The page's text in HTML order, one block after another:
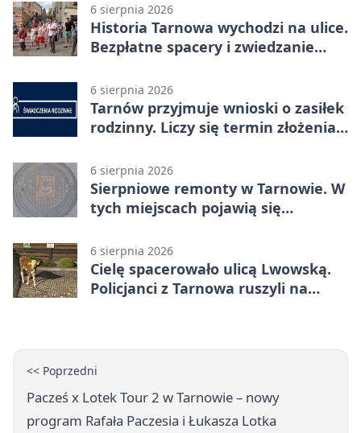
6 sierpnia 2026
Historia Tarnowa wychodzi na ulice.
Bezpłatne spacery i zwiedzanie
6 sierpnia 2026
Tarnów przyjmuje wnioski o zasiłek
rodzinny. Liczy się termin złożenia
6 sierpnia 2026
Sierpniowe remonty w Tarnowie. W
tych miejscach pojawią się
6 sierpnia 2026
Cielę spacerowało ulicą Lwowską.
Policjanci z Tarnowa ruszyli na
<< Poprzedni
Pacześ x Lotek Tour 2 w Tarnowie – nowy
program Rafała Paczesia i Łukasza Lotka